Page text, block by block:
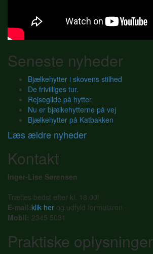
Seneste nyheder
Bjælkehytter i skovens stilhed
De frivilliges tur.
Rejsegilde på hytter
Nu er bjælkehytterne på vej
Bjælkehytter på Katbakken
Læs ældre nyheder
Kontakt
Inger-Lise Sørensen
Træffes bedst efter kl. 18.00!
E-mail:klik her og udfyld formularen
Mobil: 2345 5031
Praktiske oplysninger